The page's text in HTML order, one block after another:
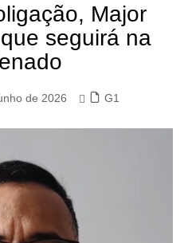
Major
seguirá na
de 2026 G1